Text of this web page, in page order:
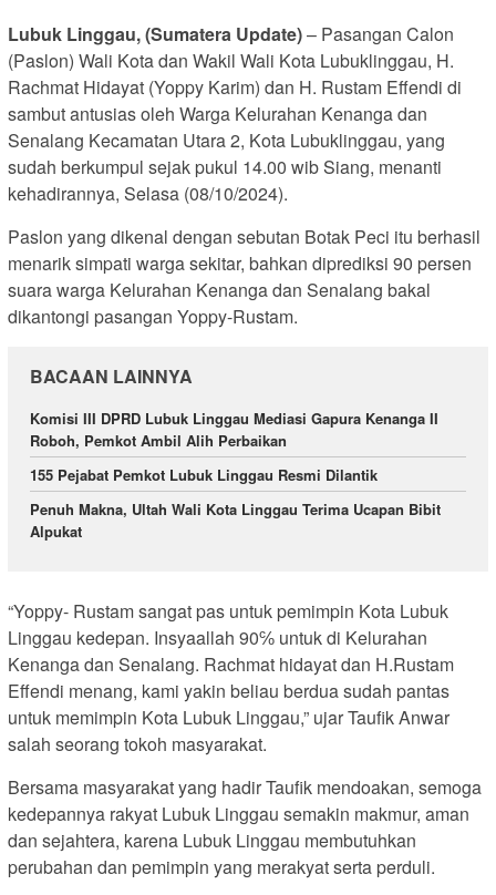
Lubuk Linggau, (Sumatera Update)– Pasangan Calon
(Paslon) Wali Kota dan Wakil Wali Kota Lubuklinggau, H.
Rachmat Hidayat (Yoppy Karim) dan H. Rustam Effendi di
sambut antusias oleh Warga Kelurahan Kenanga dan
Senalang Kecamatan Utara 2, Kota Lubuklinggau, yang
sudah berkumpul sejak pukul 14.00 wib Siang, menanti
kehadirannya, Selasa (08/10/2024).
Paslon yang dikenal dengan sebutan Botak Peci itu berhasil
menarik simpati warga sekitar, bahkan diprediksi 90 persen
suara warga Kelurahan Kenanga dan Senalang bakal
dikantongi pasangan Yoppy-Rustam.
BACAAN LAINNYA
Komisi III DPRD Lubuk Linggau Mediasi Gapura Kenanga II
Roboh, Pemkot Ambil Alih Perbaikan
155 Pejabat Pemkot Lubuk Linggau Resmi Dilantik
Penuh Makna, Ultah Wali Kota Linggau Terima Ucapan Bibit
Alpukat
“Yoppy- Rustam sangat pas untuk pemimpin Kota Lubuk
Linggau kedepan. Insyaallah 90℅ untuk di Kelurahan
Kenanga dan Senalang. Rachmat hidayat dan H.Rustam
Effendi menang, kami yakin beliau berdua sudah pantas
untuk memimpin Kota Lubuk Linggau,” ujar Taufik Anwar
salah seorang tokoh masyarakat.
Bersama masyarakat yang hadir Taufik mendoakan, semoga
kedepannya rakyat Lubuk Linggau semakin makmur, aman
dan sejahtera, karena Lubuk Linggau membutuhkan
perubahan dan pemimpin yang merakyat serta perduli.